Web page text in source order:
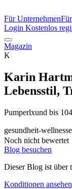
Für Unternehmen
Login Kostenlos
Magazin
K
Karin
Lebensstil,
Pumperlxund bis 104
gesundheit-wellness
Noch nicht bewertet
Blog besuchen
Dieser Blog ist über
Konditionen